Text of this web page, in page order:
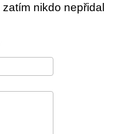
zatím nikdo nepřidal